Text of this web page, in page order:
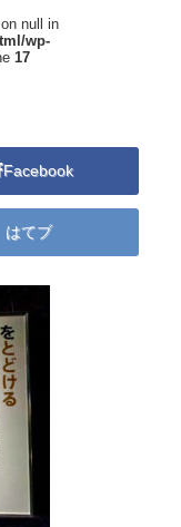
null in
wp-
17
Facebook
はてブ